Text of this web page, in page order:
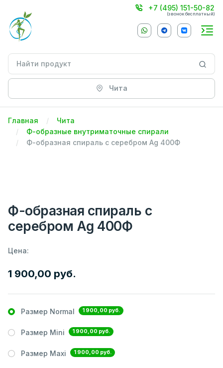
+7 (495) 151-50-82
(звонок бесплатный)
Чита
Главная
Чита
Ф-образные внутриматочные спирали
Ф-образная спираль с серебром Ag 400Ф
Ф-образная спираль с
серебром Ag 400Ф
Цена:
1 900,00 руб.
Размер Normal 1 900,00 руб.
Размер Mini 1 900,00 руб.
Размер Maxi 1 900,00 руб.